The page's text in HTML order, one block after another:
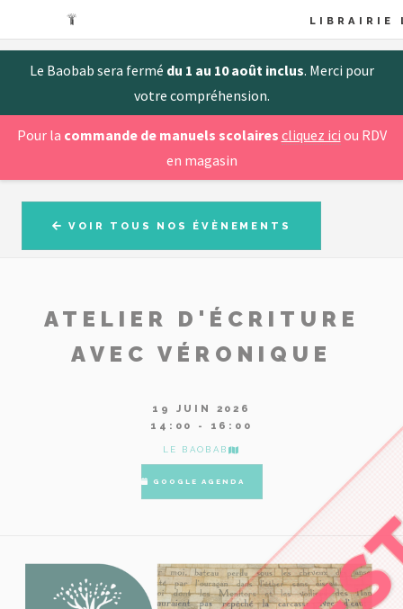
Le Baobab sera fermé du 1 au 10 août inclus. Merci pour
votre compréhension.
Pour la commande de manuels scolaires cliquez ici ou RDV
en magasin
LIBRAIRIE
VOIR TOUS NOS ÉVÈNEMENTS
ATELIER D'ÉCRITURE
AVEC VÉRONIQUE
19 JUIN 2026
14:00 - 16:00
LE BAOBAB
GOOGLE AGENDA